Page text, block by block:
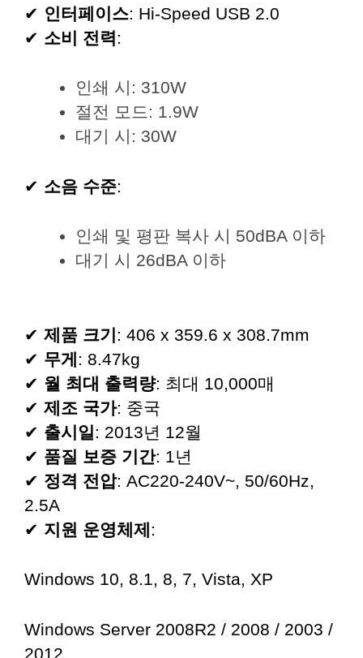
✔ 인터페이스: Hi-Speed USB 2.0
✔ 소비 전력:
인쇄 시: 310W
절전 모드: 1.9W
대기 시: 30W
✔ 소음 수준:
인쇄 및 평판 복사 시 50dBA 이하
대기 시 26dBA 이하
✔ 제품 크기: 406 x 359.6 x 308.7mm
✔ 무게: 8.47kg
✔ 월 최대 출력량: 최대 10,000매
✔ 제조 국가: 중국
✔ 출시일: 2013년 12월
✔ 품질 보증 기간: 1년
✔ 정격 전압: AC220-240V~, 50/60Hz,
2.5A
✔ 지원 운영체제:
Windows 10, 8.1, 8, 7, Vista, XP
Windows Server 2008R2 / 2008 / 2003 /
2012